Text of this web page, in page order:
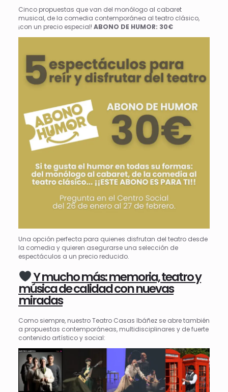
Cinco propuestas que van del monólogo al cabaret
musical, de la comedia contemporánea al teatro clásico,
¡con un precio especial! ABONO DE HUMOR: 30€
Una opción perfecta para quienes disfrutan del teatro desde
la comedia y quieren asegurarse una selección de
espectáculos a un precio reducido.
Y mucho más: memoria, teatro y
música de calidad con nuevas
miradas
Como siempre, nuestro Teatro Casas Ibáñez se abre también
a propuestas contemporáneas, multidisciplinares y de fuerte
contenido artístico y social: